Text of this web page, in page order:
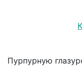
Пурпурную